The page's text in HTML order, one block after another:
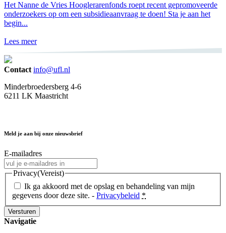
Het Nanne de Vries Hooglerarenfonds roept recent gepromoveerde
onderzoekers op om een subsidieaanvraag te doen! Sta je aan het
begin...
Lees meer
Contact info@ufl.nl
Minderbroedersberg 4-6
6211 LK Maastricht
Meld je aan bij onze nieuwsbrief
E-mailadres
Privacy(Vereist)
Ik ga akkoord met de opslag en behandeling van mijn
gegevens door deze site. - Privacybeleid *
Navigatie